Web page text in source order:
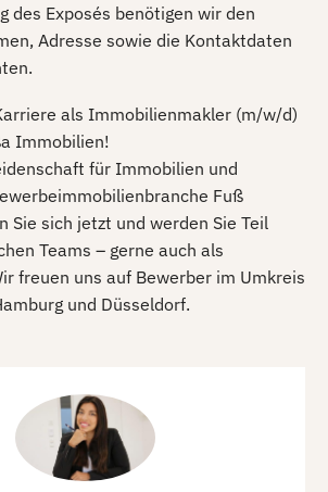
des Exposés benötigen wir den
Adresse sowie die Kontaktdaten
als Immobilienmakler (m/w/d)
Immobilien!
für Immobilien und
Fuß
Sie sich jetzt und werden Sie Teil
Teams – gerne auch als
freuen uns auf Bewerber im Umkreis
und Düsseldorf.